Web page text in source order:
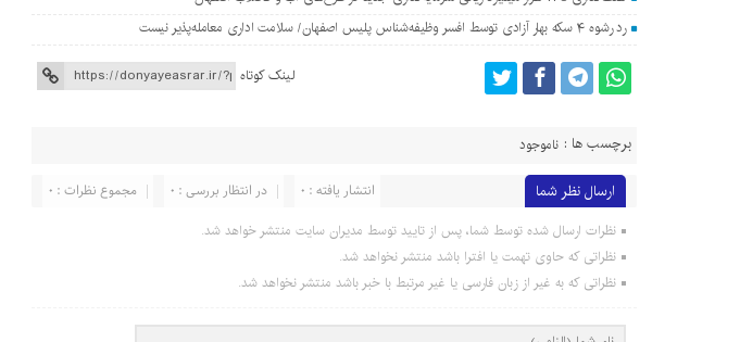
رد رشوه ۴ سکه بهار آزادی توسط افسر وظیفه‌شناس پلیس اصفهان/ سلامت اداری معامله‌پذیر نیست
لینک کوتاه
برچسب ها : ناموجود
ارسال نظر شما مجموع نظرات : 0 در انتظار بررسی : 0 انتشار یافته : 0
نظرات ارسال شده توسط شما، پس از تایید توسط مدیران سایت منتشر خواهد شد.
نظراتی که حاوی تهمت یا افترا باشد منتشر نخواهد شد.
نظراتی که به غیر از زبان فارسی یا غیر مرتبط با خبر باشد منتشر نخواهد شد.